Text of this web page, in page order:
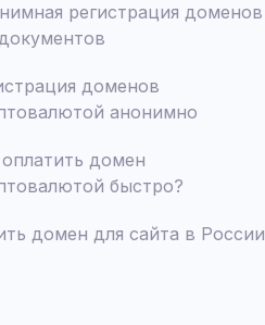
регистрация доменов
доменов
анонимно
домен
быстро?
домен для сайта в России